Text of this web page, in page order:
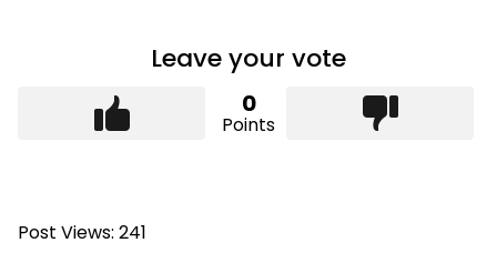
Leave your vote
0
Points
Post Views: 241